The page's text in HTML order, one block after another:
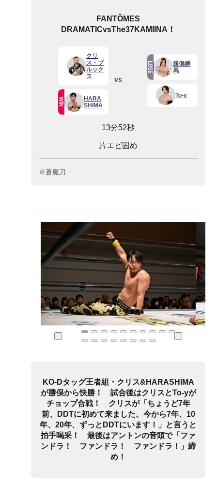
FANTÔMES
DRAMATICvsThe37KAMIINA！
クリ
ス・ブ
ルック
ス
WIN
HARA
SHIMA
VS
LOSE
勝俣瞬
馬
To-y
13分52秒
片エビ固め
※蒼魔刀
KO-Dタッグ王者組・クリス&HARASHIMA
が勝俣から快勝！ 試合後はクリスとTo-yが
チョップ合戦！ クリスが「ちょうど7年
前、DDTに初めて来ました。今から7年、10
年、20年、ずっとDDTにいます！」と言うと
拍手喝采！ 最後はアントンの音頭で「ファ
ンドラ！ ファンドラ！ ファンドラ！」締
め！